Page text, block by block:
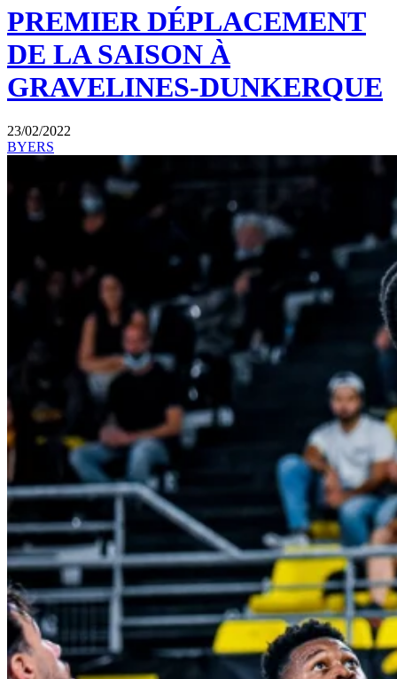
PREMIER DÉPLACEMENT
DE LA SAISON À
GRAVELINES-DUNKERQUE
23/02/2022
BYERS